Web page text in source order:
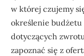
w której czujemy
określenie
dotyczących
zapoznać się z